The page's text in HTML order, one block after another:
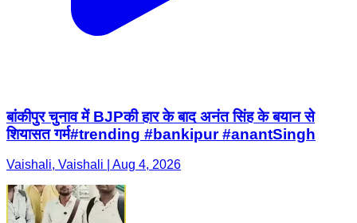
बांकीपुर चुनाव में BJPकी हार के बाद अनंत सिंह के बयान से
शियासत गर्म#trending #bankipur #anantSingh
Vaishali, Vaishali | Aug 4, 2026